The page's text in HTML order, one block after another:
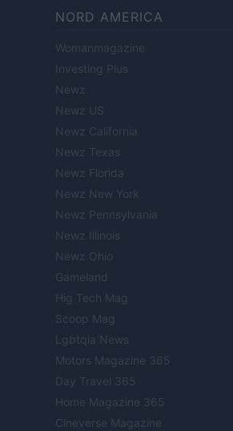
NORD AMERICA
Womanmagazine
Investing Plus
Newz
Newz US
Newz California
Newz Texas
Newz Florida
Newz New York
Newz Pennsylvania
Newz Illinois
Newz Ohio
Gameland
Hig Tech Mag
Scoop Mag
Lgbtqia News
Motors Magazine 365
Day Travel 365
Home Magazine 365
Cineverse Magazine